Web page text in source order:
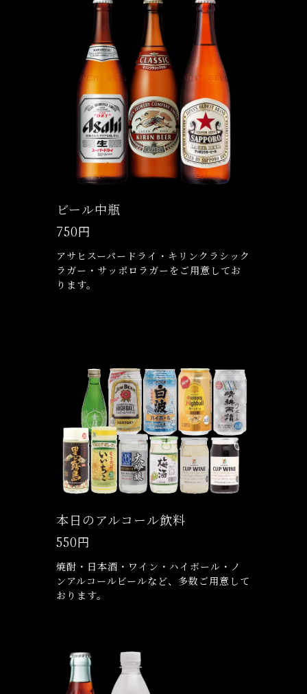
ビール中瓶
750円
アサヒスーパードライ・キリンクラシック
ラガー・サッポロラガーをご用意してお
ります。
本日のアルコール飲料
550円
焼酎・日本酒・ワイン・ハイボール・ノ
ンアルコールビールなど、多数ご用意して
おります。